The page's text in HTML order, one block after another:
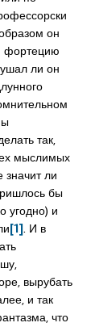
он
фортецию
ли он
так,
мыслимых
значит ли
бы
угодно) и
[1]. И в
вырубать
и так
что